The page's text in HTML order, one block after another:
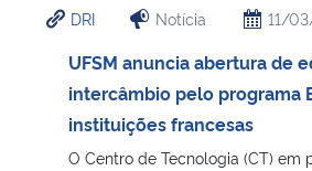
Ministério da Cidadania
Ministério de Minas e Energia
DRI Notícia 11/
UFSM anuncia abertura de
intercâmbio pelo programa
instituições francesas
O Centro de Tecnologia (CT) em